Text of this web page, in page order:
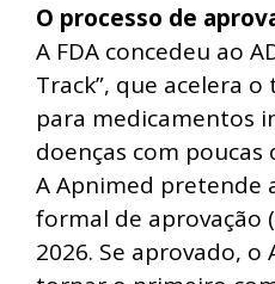
O processo de
A FDA concedeu ao
Track”, que acelera
para medicamentos
doenças com
A Apnimed pretende
formal de aprovação
2026. Se aprovado, o